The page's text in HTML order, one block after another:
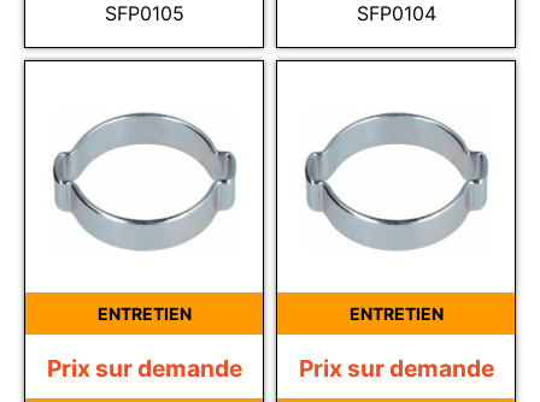
SFP0105 SFP0104
ENTRETIEN
Prix sur demande
ENTRETIEN
Prix sur demande